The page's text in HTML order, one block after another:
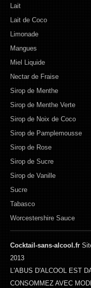
Lait
Lait de Coco
Limonade
Mangues
Miel Liquide
Nectar de Fraise
Sirop de Menthe
Sirop de Menthe Verte
Sirop de Noix de Coco
Sirop de Pamplemousse
Sirop de Rose
Sirop de Sucre
Sirop de Vanille
Sucre
Tabasco
Worcestershire Sauce
Cocktail-sans-alcool.fr
2013
L'ABUS D'ALCOOL EST
CONSOMMEZ AVEC